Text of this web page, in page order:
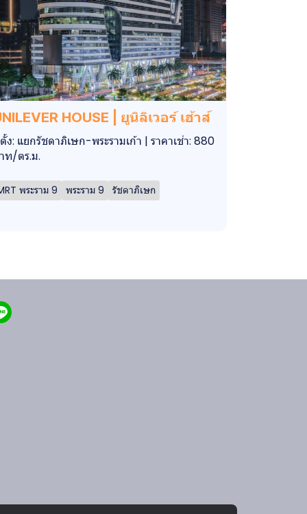
HOUSE | ยูนิลิเวอร์ เฮ้าส์
ง: แยกรัชดาภิเษก-พระรามเก้า | ราคาเช่า: 880
ท/ตร.ม.
พระราม 9 พระราม 9 รัชดาภิเษก